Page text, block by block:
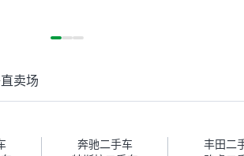
有检
捷，其他平台的分期需要到当地
障。”
卖场
奔驰二手车 丰田二